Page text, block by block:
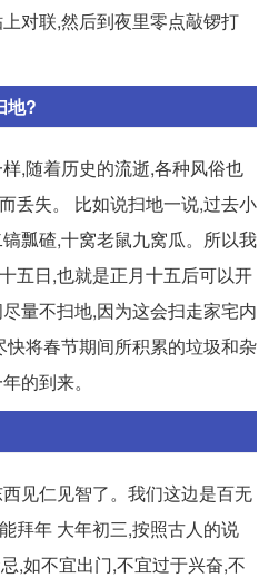
对联,然后到夜里零点敲锣打
地?
,随着历史的流逝,各种风俗也
丢失。 比如说扫地一说,过去小
瓢碴,十窝老鼠九窝瓜。所以我
五日,也就是正月十五后可以开
量不扫地,因为这会扫走家宅内
将春节期间所积累的垃圾和杂
的到来。
见仁见智了。我们这边是百无
拜年 大年初三,按照古人的说
,如不宜出门,不宜过于兴奋,不